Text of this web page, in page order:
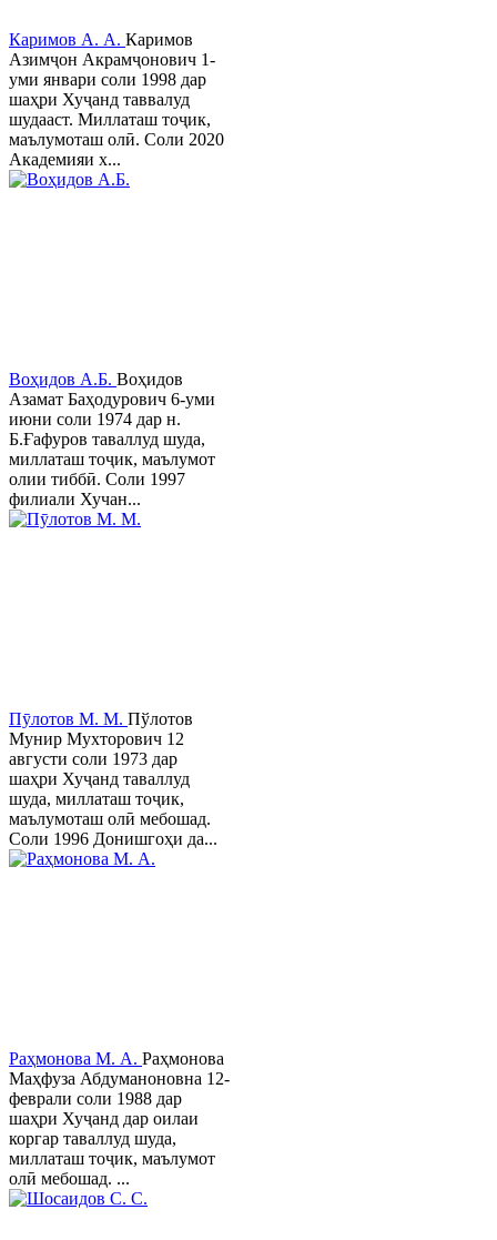
Каримов А. А. Каримов
Азимҷон Акрамҷонович 1-
уми январи соли 1998 дар
шаҳри Хуҷанд таввалуд
шудааст. Миллаташ тоҷик,
маълумоташ олӣ. Соли 2020
Академияи х...
Воҳидов А.Б. Воҳидов
Азамат Баҳодурович 6-уми
июни соли 1974 дар н.
Б.Ғафуров таваллуд шуда,
миллаташ тоҷик, маълумот
олии тиббӣ. Соли 1997
филиали Хучан...
Пӯлотов М. М. Пўлотов
Мунир Мухторович 12
августи соли 1973 дар
шаҳри Хуҷанд таваллуд
шуда, миллаташ тоҷик,
маълумоташ олӣ мебошад.
Соли 1996 Донишгоҳи да...
Раҳмонова М. А. Раҳмонова
Маҳфуза Абдуманоновна 12-
феврали соли 1988 дар
шаҳри Хуҷанд дар оилаи
коргар таваллуд шуда,
миллаташ тоҷик, маълумот
олӣ мебошад. ...